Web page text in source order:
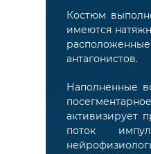
Костюм
имеются
антагонистов.
Наполненные
активизирует
поток